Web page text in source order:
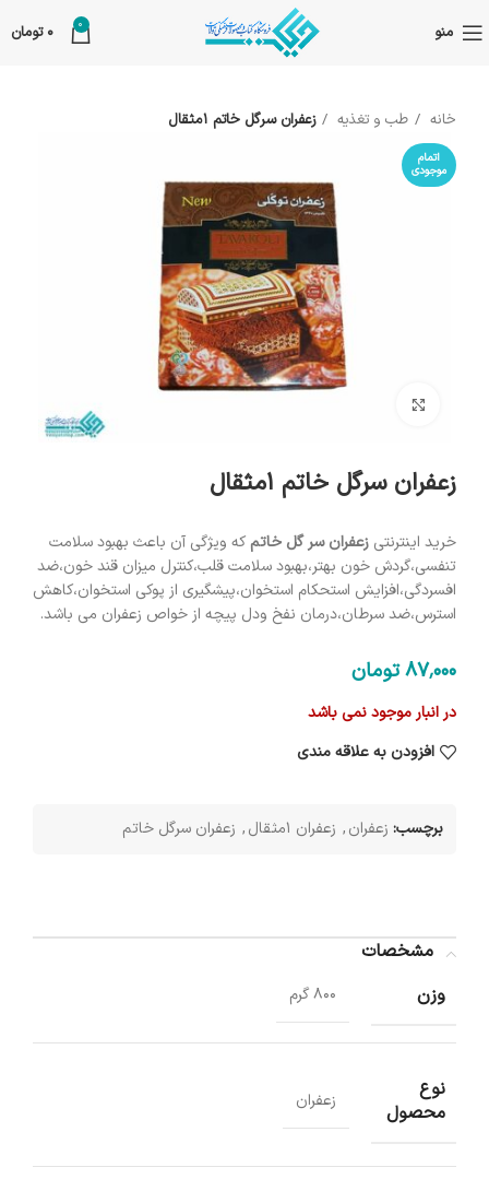
منو 0
0 تومان
خانه طب و تغذیه زعفران سرگل خاتم 1مثقال
اتمام
موجودی
زعفران سرگل خاتم 1مثقال
خرید اینترنتی زعفران سر گل خاتم که ویژگی آن باعث بهبود سلامت
تنفسی،گردش خون بهتر،بهبود سلامت قلب،کنترل میزان قند خون،ضد
افسردگی،افزایش استحکام استخوان،پیشگیری از پوکی استخوان،کاهش
استرس،ضد سرطان،درمان نفخ ودل پیچه از خواص زعفران می باشد.
87٬000تومان
در انبار موجود نمی باشد
افزودن به علاقه مندی
برچسب: زعفران, زعفران 1مثقال , زعفران سرگل خاتم
مشخصات
وزن
800 گرم
نوع
محصول
زعفران